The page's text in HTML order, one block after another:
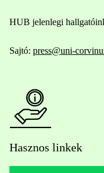
HUB jelenlegi
Sajtó: press@uni-
Hasznos linkek